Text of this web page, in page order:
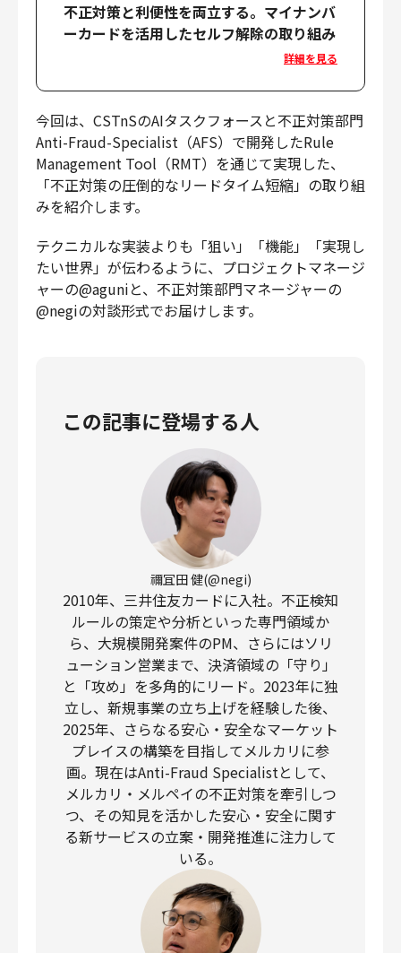
不正対策と利便性を両立する。マイナンバ
ーカードを活用したセルフ解除の取り組み
詳細を見る
今回は、CSTnSのAIタスクフォースと不正対策部門
Anti-Fraud-Specialist（AFS）で開発したRule
Management Tool（RMT）を通じて実現した、
「不正対策の圧倒的なリードタイム短縮」の取り組
みを紹介します。
テクニカルな実装よりも「狙い」「機能」「実現し
たい世界」が伝わるように、プロジェクトマネージ
ャーの@aguniと、不正対策部門マネージャーの
@negiの対談形式でお届けします。
この記事に登場する人
禰冝田 健(@negi)
2010年、三井住友カードに入社。不正検知
ルールの策定や分析といった専門領域か
ら、大規模開発案件のPM、さらにはソリ
ューション営業まで、決済領域の「守り」
と「攻め」を多角的にリード。2023年に独
立し、新規事業の立ち上げを経験した後、
2025年、さらなる安心・安全なマーケット
プレイスの構築を目指してメルカリに参
画。現在はAnti-Fraud Specialistとして、
メルカリ・メルペイの不正対策を牽引しつ
つ、その知見を活かした安心・安全に関す
る新サービスの立案・開発推進に注力して
いる。